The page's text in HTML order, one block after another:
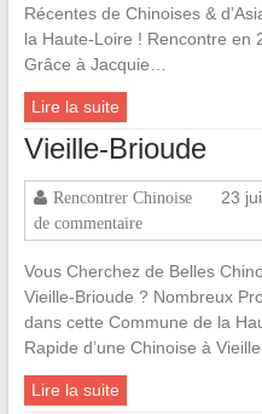
Récentes de Chinoises &
la Haute-Loire ! Rencontre en
Grâce à Jacquie…
Lire la suite
Vieille-Brioude
Rencontrer Chinoise 23
de commentaire
Vous Cherchez de Belles
Vieille-Brioude ? Nombreux
dans cette Commune de la
Rapide d’une Chinoise à
Lire la suite